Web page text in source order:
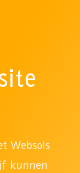
Websols
kunnen